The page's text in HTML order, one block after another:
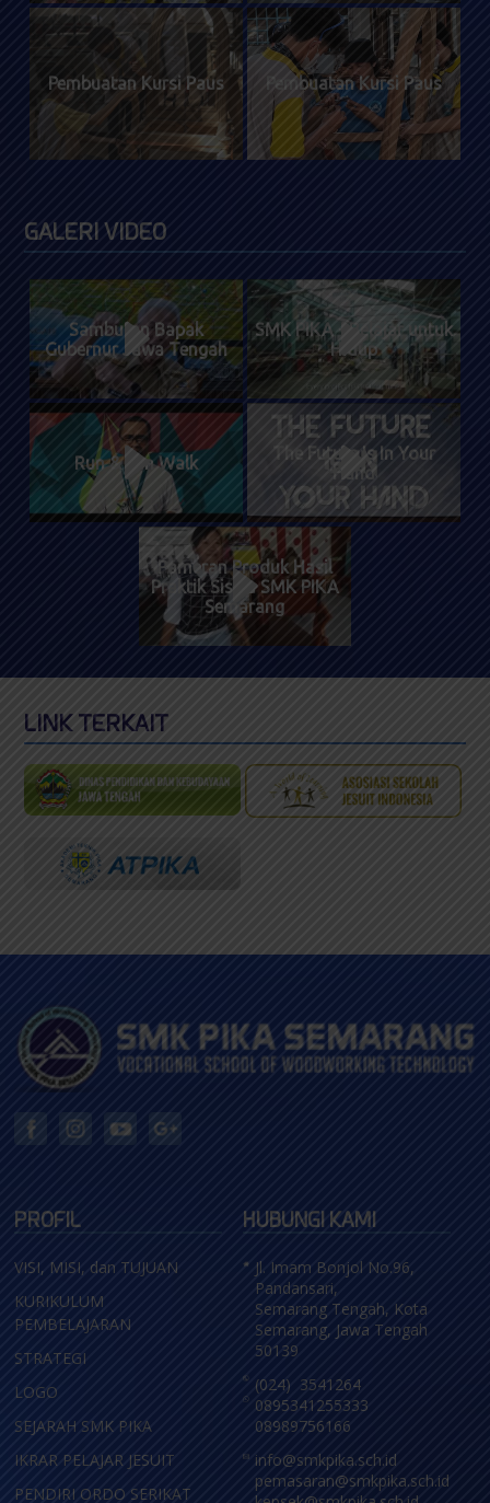
Pembuatan Kursi Paus Pembuatan Kursi Paus
GALERI VIDEO
Sambutan Bapak
Gubernur Jawa Tengah
SMK PIKA - Belajar untuk
Hidup
Run & Fun Walk
The Future Is In Your
Hand
Pameran Produk Hasil
Praktik Siswa SMK PIKA
Semarang
LINK TERKAIT
PROFIL
VISI, MISI, dan TUJUAN
KURIKULUM
PEMBELAJARAN
STRATEGI
LOGO
SEJARAH SMK PIKA
IKRAR PELAJAR JESUIT
PENDIRI ORDO SERIKAT
HUBUNGI KAMI
Jl. Imam Bonjol No.96,
Pandansari,
Semarang Tengah, Kota
Semarang, Jawa Tengah
50139
(024) 3541264
0895341255333
08989756166
info@smkpika.sch.id
pemasaran@smkpika.sch.id